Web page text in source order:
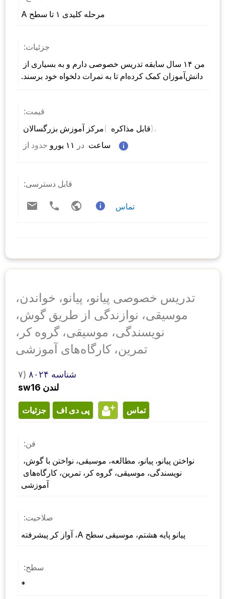
مرحله کلیدی ۱ تا سطح A
جزئیات:
من ۱۴ سال سابقه تدریس خصوصی دارم و به بسیاری از
دانش‌آموزان کمک کرده‌ام تا به نمرات دلخواه خود برسند.
قیمت:
مرکز آموزش بزرگسالان ( قابل مذاکره )،
از حدود در ساعت
قابل دسترسی:
تماس
تدریس خصوصی پیانو، پیانو، خواندن،
موسیقی، نوازندگی از طریق گوش،
نویسندگی، موسیقی، گروه کر،
تمرین، کارگاه‌های آموزشی
۷)
شناسه ۸۰۲۴
sw16 لندن
جزئیات پی دی اف تماس
فن:
آموزشی
صلاحیت:
پیانو پایه هشتم، موسیقی سطح A، آواز کر پیشرفته
سطح:
*